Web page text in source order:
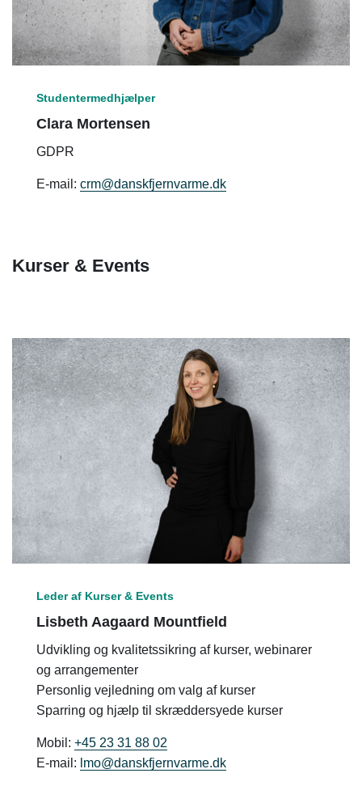
Studentermedhjælper
Clara Mortensen
GDPR
E-mail: crm@danskfjernvarme.dk
Kurser & Events
Leder af Kurser & Events
Lisbeth Aagaard Mountfield
Udvikling og kvalitetssikring af kurser, webinarer
og arrangementer
Personlig vejledning om valg af kurser
Sparring og hjælp til skræddersyede kurser
Mobil: +45 23 31 88 02
E-mail: lmo@danskfjernvarme.dk